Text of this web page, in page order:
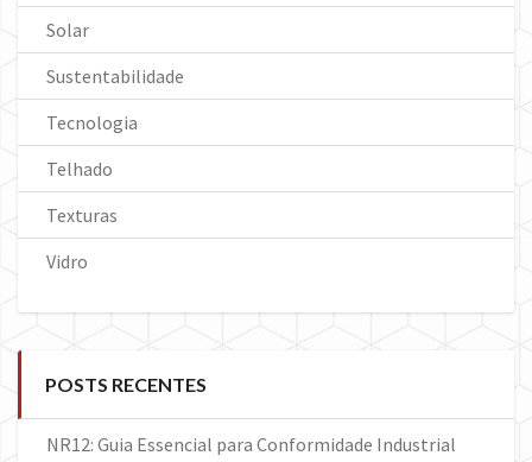
Solar
Sustentabilidade
Tecnologia
Telhado
Texturas
Vidro
POSTS RECENTES
NR12: Guia Essencial para Conformidade Industrial